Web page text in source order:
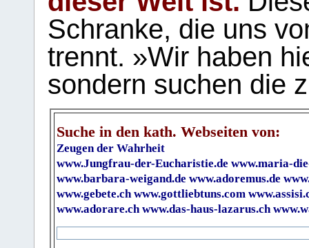
Schranke, die uns
trennt. »Wir haben
sondern suchen die
Suche in den kath. Webseiten von:
Zeugen der Wahrheit
www.Jungfrau-der-Eucharistie.de www.maria-
www.barbara-weigand.de www.adoremus.de
www.gebete.ch www.gottliebtuns.com
www.adorare.ch www.das-haus-lazarus.ch